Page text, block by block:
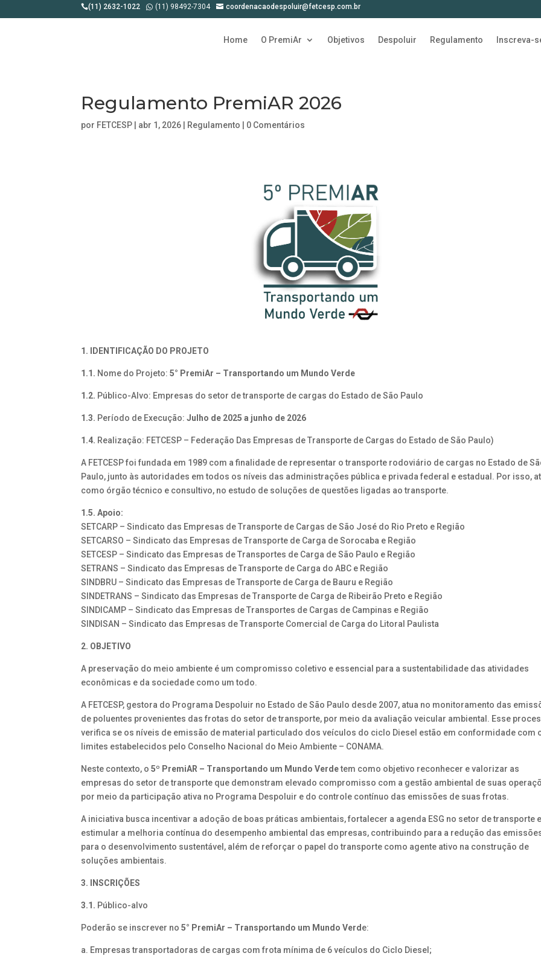
(11) 2632-1022  (11) 98492-7304  coordenacaodespoluir@fetcesp.com.br
Home O PremiAr Objetivos Despoluir Regulamento Inscreva-
Regulamento PremiAR 2026
por FETCESP abr 1, 2026 Regulamento 0 Comentários
1. IDENTIFICAÇÃO DO PROJETO
1.1. Nome do Projeto:5° PremiAr – Transportando um Mundo Verde
1.2. Público-Alvo: Empresas do setor de transporte de cargas do Estado de São Paulo
1.3. Período de Execução:Julho de 2025 a junho de 2026
1.4. Realização: FETCESP – Federação Das Empresas de Transporte de Cargas do Estado de São Paulo)
A FETCESP foi fundada em 1989 com a finalidade de representar o transporte rodoviário de cargas no Estado de
Paulo, junto às autoridades em todos os níveis das administrações pública e privada federal e estadual. Por isso,
como órgão técnico e consultivo, no estudo de soluções de questões ligadas ao transporte.
1.5. Apoio:
SETCARP – Sindicato das Empresas de Transporte de Cargas de São José do Rio Preto e Região
SETCARSO – Sindicato das Empresas de Transporte de Carga de Sorocaba e Região
SETCESP – Sindicato das Empresas de Transportes de Carga de São Paulo e Região
SETRANS – Sindicato das Empresas de Transporte de Carga do ABC e Região
SINDBRU – Sindicato das Empresas de Transporte de Carga de Bauru e Região
SINDETRANS – Sindicato das Empresas de Transporte de Carga de Ribeirão Preto e Região
SINDICAMP – Sindicato das Empresas de Transportes de Cargas de Campinas e Região
SINDISAN – Sindicato das Empresas de Transporte Comercial de Carga do Litoral Paulista
2. OBJETIVO
A preservação do meio ambiente é um compromisso coletivo e essencial para a sustentabilidade das atividades
econômicas e da sociedade como um todo.
A FETCESP, gestora do Programa Despoluir no Estado de São Paulo desde 2007, atua no monitoramento das
de poluentes provenientes das frotas do setor de transporte, por meio da avaliação veicular ambiental. Esse
verifica se os níveis de emissão de material particulado dos veículos do ciclo Diesel estão em conformidade com
limites estabelecidos pelo Conselho Nacional do Meio Ambiente – CONAMA.
Neste contexto, o5º PremiAR – Transportando um Mundo Verdetem como objetivo reconhecer e valorizar as
empresas do setor de transporte que demonstram elevado compromisso com a gestão ambiental de suas
por meio da participação ativa no Programa Despoluir e do controle contínuo das emissões de suas frotas.
A iniciativa busca incentivar a adoção de boas práticas ambientais, fortalecer a agenda ESG no setor de transporte e
estimular a melhoria contínua do desempenho ambiental das empresas, contribuindo para a redução das
para o desenvolvimento sustentável, além de reforçar o papel do transporte como agente ativo na construção de
soluções ambientais.
3. INSCRIÇÕES
3.1. Público-alvo
Poderão se inscrever no5° PremiAr – Transportando um Mundo Verd e:
a. Empresas transportadoras de cargas com frota mínima de 6 veículos do Ciclo Diesel;